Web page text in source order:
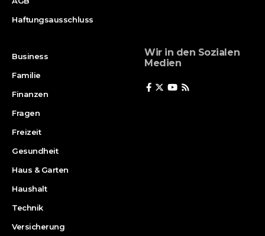
Haftungsausschluss
Business
Familie
Finanzen
Fragen
Freizeit
Gesundheit
Haus & Garten
Haushalt
Technik
Versicherung
Wir in den Sozialen
Medien